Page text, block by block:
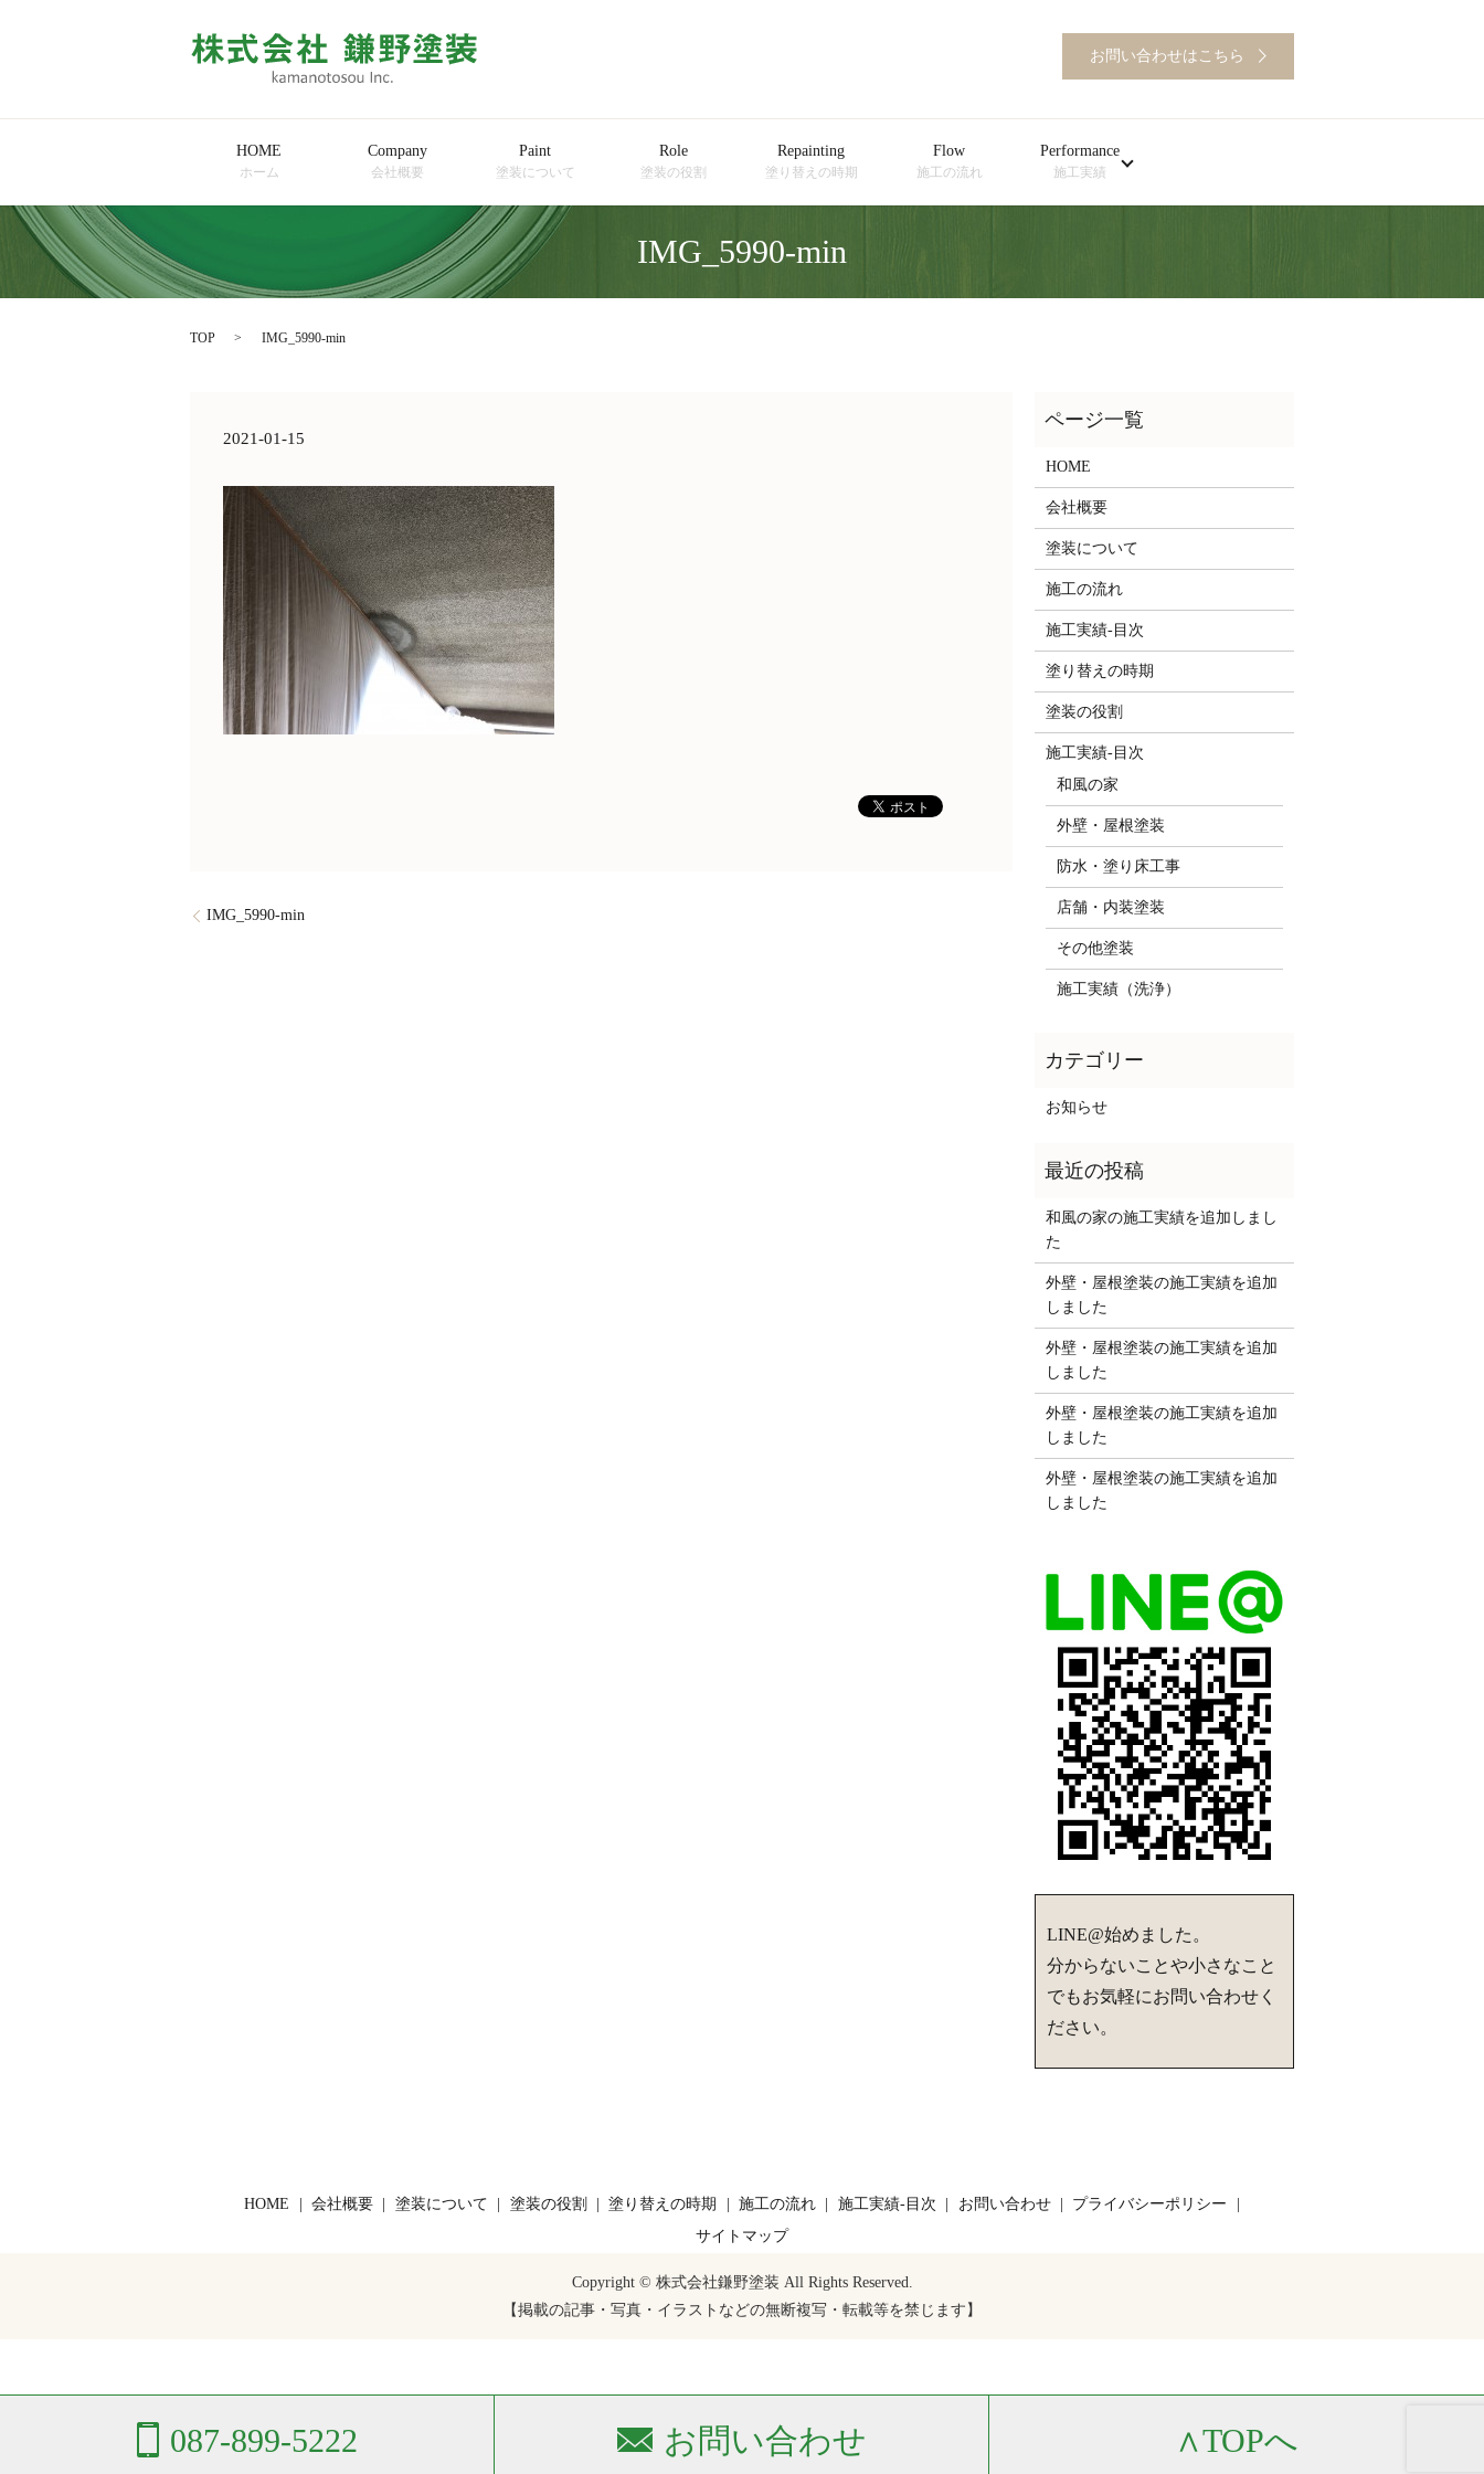
お問い合わせはこちら
HOME
ホーム
Company
会社概要
Paint
塗装について
Role
塗装の役割
Repainting
塗り替えの時期
Flow
施工の流れ
Performance
施工実績
IMG_5990-min
TOP IMG_5990-min
2021-01-15
IMG_5990-min
HOME
会社概要
塗装について
施工の流れ
施工実績-目次
塗り替えの時期
塗装の役割
施工実績-目次
和風の家
外壁・屋根塗装
防水・塗り床工事
店舗・内装塗装
その他塗装
施工実績（洗浄）
お知らせ
和風の家の施工実績を追加しまし
た
外壁・屋根塗装の施工実績を追加
しました
外壁・屋根塗装の施工実績を追加
しました
外壁・屋根塗装の施工実績を追加
しました
外壁・屋根塗装の施工実績を追加
しました
LINE@始めました。
分からないことや小さなこと
でもお気軽にお問い合わせく
ださい。
087-899-5222 お問い合わせ ∧TOPへ
HOME 会社概要 塗装について 塗装の役割 塗り替えの時期 施工の流れ 施工実績-目次 お問い合わせ
プライバシーポリシー
サイトマップ
Copyright © 株式会社鎌野塗装 All Rights Reserved.
【掲載の記事・写真・イラストなどの無断複写・転載等を禁じます】